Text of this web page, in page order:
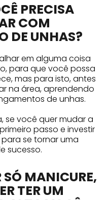
PRECISA
COM
DE UNHAS?
em alguma coisa
para que você possa
mas para isto, antes
na área, aprendendo
de unhas.
se você quer mudar a
passo e investir
se tornar uma
sucesso.
SÓ MANICURE,
TER UM